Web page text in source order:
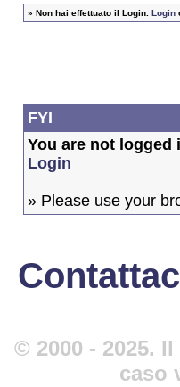
» Non hai effettuato il Login. Login
FYI
You are not logged
Login
» Please use your
© 2000 - 2025.
caso